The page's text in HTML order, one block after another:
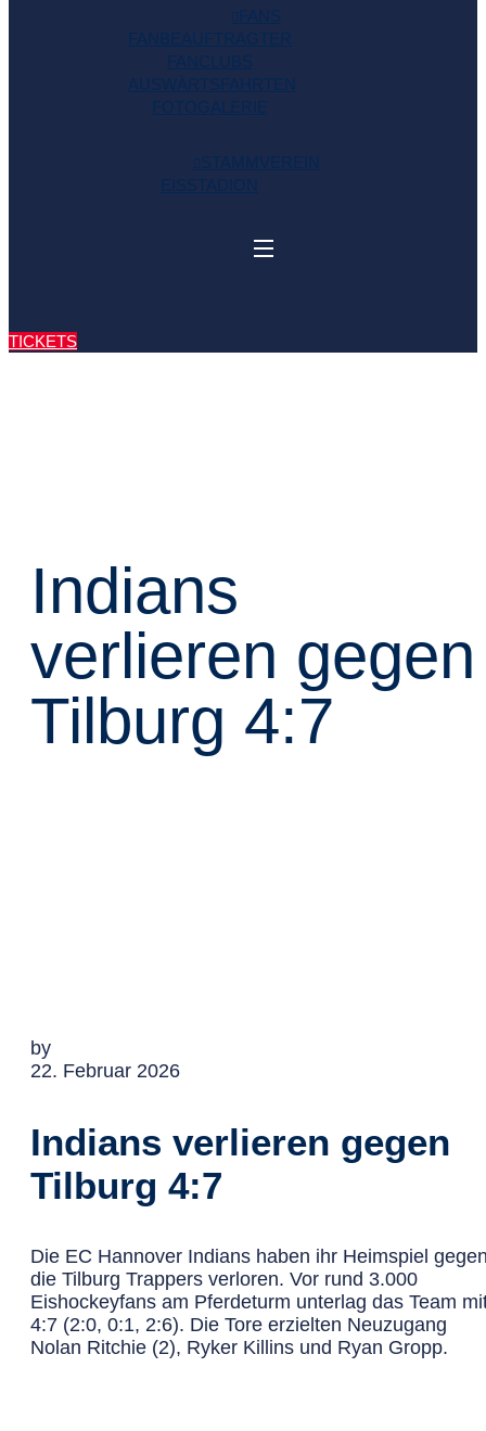
FANS
FANBEAUFTRAGTER
FANCLUBS
AUSWÄRTSFAHRTEN
FOTOGALERIE
STAMMVEREIN
EISSTADION
TICKETS
Indians
verlieren gegen
Tilburg 4:7
by
22. Februar 2026
Indians verlieren gegen
Tilburg 4:7
Die EC Hannover Indians haben ihr Heimspiel
die Tilburg Trappers verloren. Vor rund 3.000
Eishockeyfans am Pferdeturm unterlag das Team
4:7 (2:0, 0:1, 2:6). Die Tore erzielten Neuzugang
Nolan Ritchie (2), Ryker Killins und Ryan Gropp.